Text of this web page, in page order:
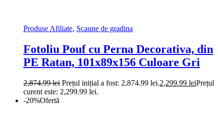
Produse Afiliate, Scaune de gradina
Fotoliu Pouf cu Perna Decorativa, din
PE Ratan, 101x89x156 Culoare Gri
2,874.99lei Prețul inițial a fost: 2,874.99 lei.2,299.99 leiPrețul
curent este: 2,299.99 lei.
-20%Ofertă